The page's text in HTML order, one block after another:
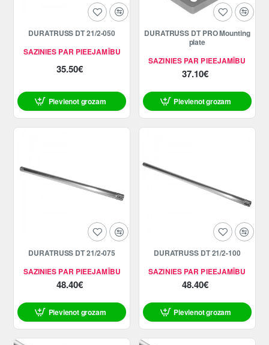
SAZINIES PAR PIEEJAMĪBU
DURATRUSS DT 21/2-050
35.50€
Pievienot grozam
SAZINIES PAR PIEEJAMĪBU
DURATRUSS DT PRO Mounting
plate
37.10€
Pievienot grozam
SAZINIES PAR PIEEJAMĪBU
DURATRUSS DT 21/2-075
48.40€
Pievienot grozam
SAZINIES PAR PIEEJAMĪBU
DURATRUSS DT 21/2-100
48.40€
Pievienot grozam